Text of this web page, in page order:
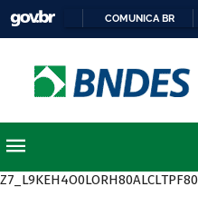
COMUNICA BR